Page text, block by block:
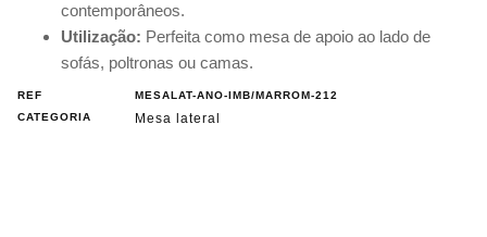
contemporâneos.
Utilização: Perfeita como mesa de apoio ao lado de
sofás, poltronas ou camas.
REF
MESALAT-ANO-IMB/MARROM-212
CATEGORIA
Mesa lateral